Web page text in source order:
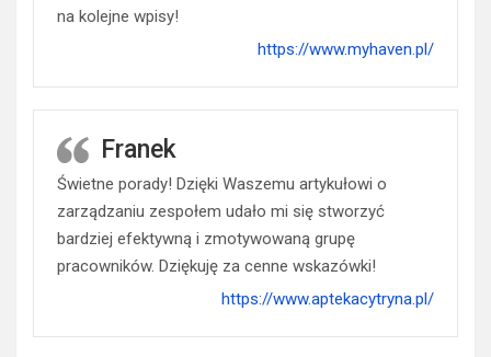
na kolejne wpisy!
https://www.myhaven.pl/
Franek
Świetne porady! Dzięki Waszemu artykułowi o
zarządzaniu zespołem udało mi się stworzyć
bardziej efektywną i zmotywowaną grupę
pracowników. Dziękuję za cenne wskazówki!
https://www.aptekacytryna.pl/